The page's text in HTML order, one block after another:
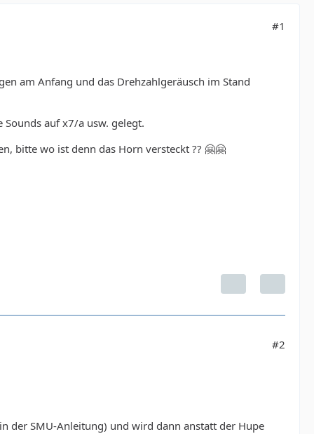
#1
am Anfang und das Drehzahlgeräusch im Stand
auf x7/a usw. gelegt.
bitte wo ist denn das Horn versteckt ?? 🤗🤗
#2
der SMU-Anleitung) und wird dann anstatt der Hupe